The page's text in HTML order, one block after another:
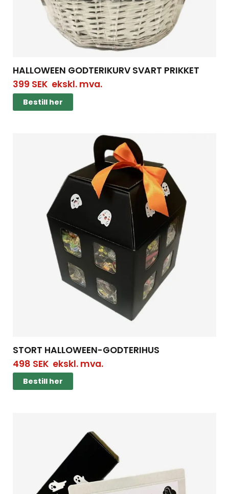
HALLOWEEN GODTERIKURV SVART PRIKKET
399 SEKekskl. mva.
Bestill her
STORT HALLOWEEN-GODTERIHUS
498 SEKekskl. mva.
Bestill her